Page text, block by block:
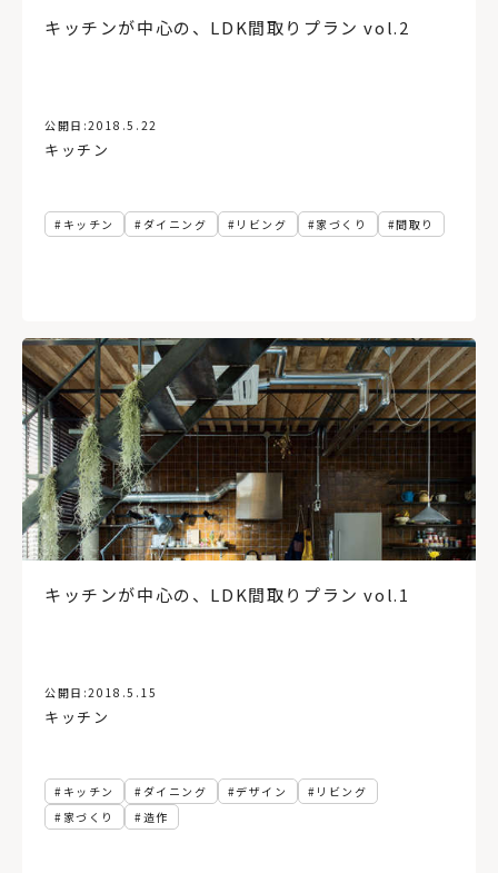
コンテナハウス
省エネ
キッチンが中心の、LDK間取りプラン vol.2
公開日:2018.5.22
キッチン
キッチン ダイニング リビング 家づくり 間取り
キッチンが中心の、LDK間取りプラン vol.1
公開日:2018.5.15
キッチン
キッチン ダイニング デザイン
リビング
家づくり
造作